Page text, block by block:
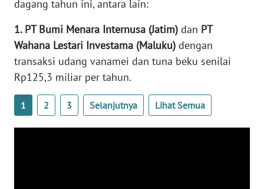
dagang tahun ini, antara lain:
1. PT Bumi Menara Internusa (Jatim) dan PT
Wahana Lestari Investama (Maluku) dengan
transaksi udang vanamei dan tuna beku senilai
Rp125,3 miliar per tahun.
1 2 3 Selanjutnya Lihat Semua
WN
SULTRA
NTB